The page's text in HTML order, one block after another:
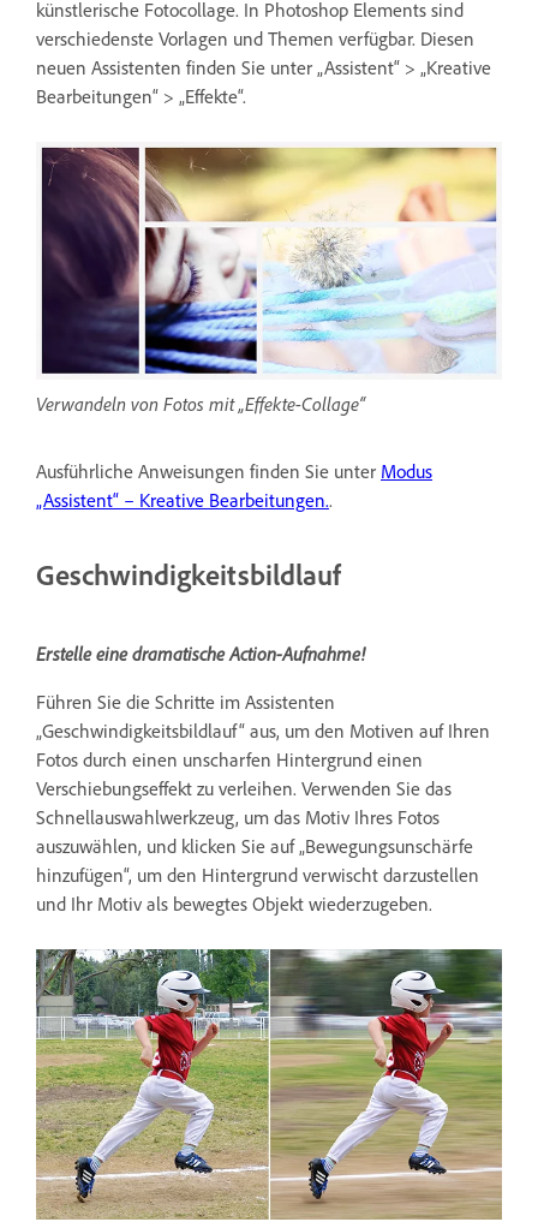
künstlerische Fotocollage. In Photoshop Elements sind
verschiedenste Vorlagen und Themen verfügbar. Diesen
neuen Assistenten finden Sie unter „Assistent“ > „Kreative
Bearbeitungen“ > „Effekte“.
Verwandeln von Fotos mit „Effekte-Collage“
Ausführliche Anweisungen finden Sie unter Modus
„Assistent“ – Kreative Bearbeitungen..
Geschwindigkeitsbildlauf
Erstelle eine dramatische Action-Aufnahme!
Führen Sie die Schritte im Assistenten
„Geschwindigkeitsbildlauf“ aus, um den Motiven auf Ihren
Fotos durch einen unscharfen Hintergrund einen
Verschiebungseffekt zu verleihen. Verwenden Sie das
Schnellauswahlwerkzeug, um das Motiv Ihres Fotos
auszuwählen, und klicken Sie auf „Bewegungsunschärfe
hinzufügen“, um den Hintergrund verwischt darzustellen
und Ihr Motiv als bewegtes Objekt wiederzugeben.